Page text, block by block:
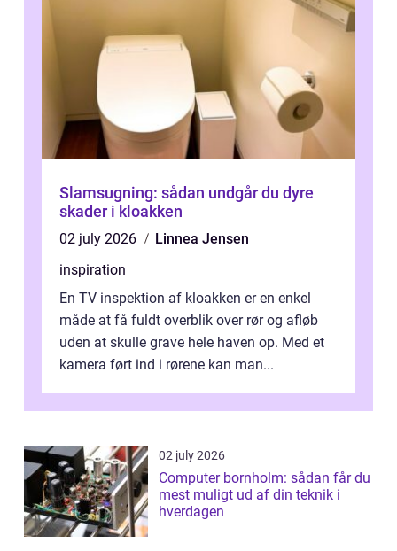
Slamsugning: sådan undgår du dyre
skader i kloakken
02 july 2026
Linnea Jensen
inspiration
En TV inspektion af kloakken er en enkel
måde at få fuldt overblik over rør og afløb
uden at skulle grave hele haven op. Med et
kamera ført ind i rørene kan man...
02 july 2026
Computer bornholm: sådan får du
mest muligt ud af din teknik i
hverdagen